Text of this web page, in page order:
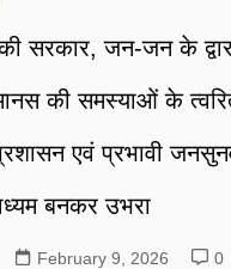
सरकार, जन-जन के
की समस्याओं के
प्रशासन एवं प्रभावी
बनकर उभरा
February 9, 2026 0